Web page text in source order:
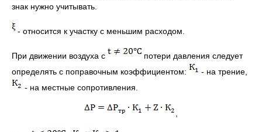
знак нужно учитывать.
- относится к участку с меньшим расходом.
При движении воздуха с
потери давления следует
определять с поправочным коэффициентом:
- на трение,
- на местные сопротивления.